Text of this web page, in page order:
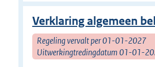
Verklaring algemeen
Regeling vervalt per 01-01-2027
Uitwerkingtredingdatum 01-01-